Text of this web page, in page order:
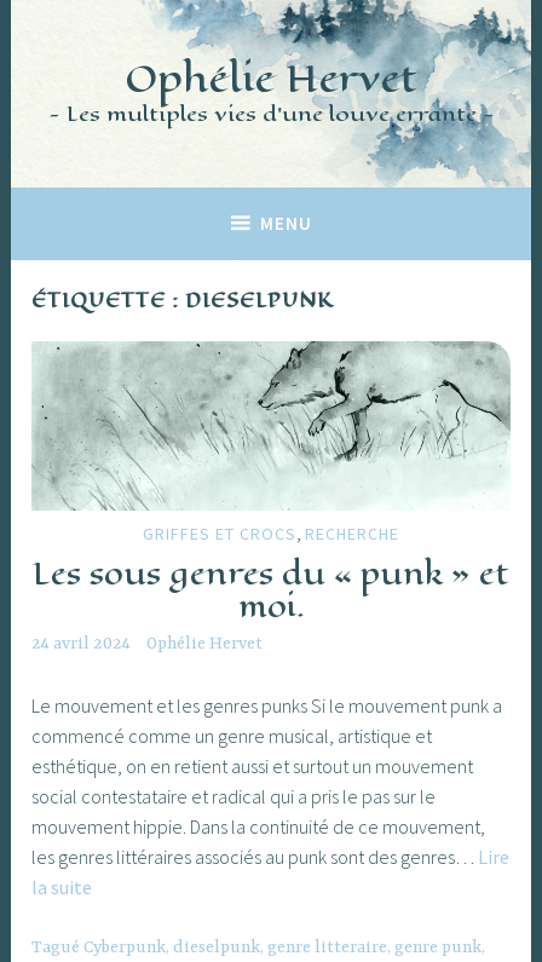
principal
Ophélie Hervet
Les multiples vies d'une louve errante
MENU
ÉTIQUETTE :DIESELPUNK
GRIFFES ET CROCS, RECHERCHE
Les sous genres du « punk » et
moi.
24 avril 2024 Ophélie Hervet
Le mouvement et les genres punks Si le mouvement punk a
commencé comme un genre musical, artistique et
esthétique, on en retient aussi et surtout un mouvement
social contestataire et radical qui a pris le pas sur le
mouvement hippie. Dans la continuité de ce mouvement,
les genres littéraires associés au punk sont des genres… Lire
la suite
genres
Tagué Cyberpunk, dieselpunk, genre litteraire, genre punk,